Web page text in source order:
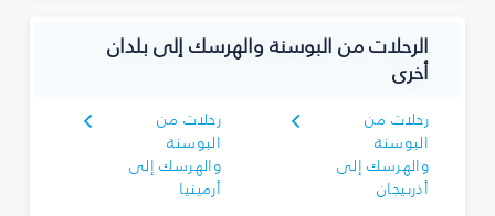
الرحلات من البوسنة والهرسك إلى بلدان
أخرى
رحلات من
البوسنة
والهرسك إلى
أذربيجان
رحلات من
البوسنة
والهرسك إلى
أرمينيا